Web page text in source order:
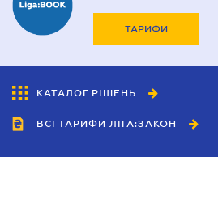
ТАРИФИ
КАТАЛОГ РІШЕНЬ
ВСІ ТАРИФИ ЛІГА:ЗАКОН